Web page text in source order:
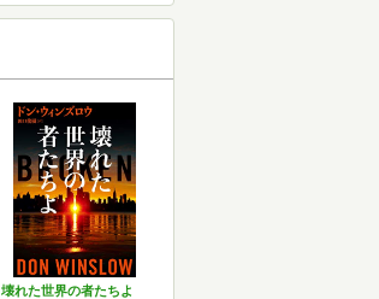
壊れた世界の者たちよ